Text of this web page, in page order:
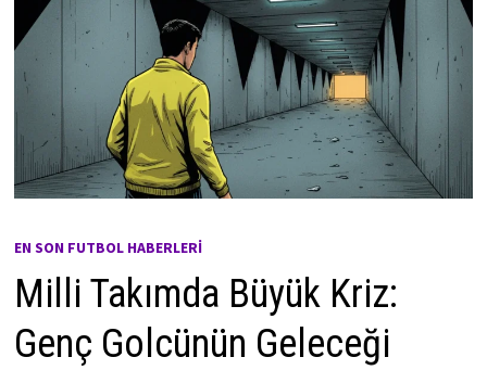
EN SON FUTBOL HABERLERI
Milli Takımda Büyük Kriz:
Genç Golcünün Geleceği